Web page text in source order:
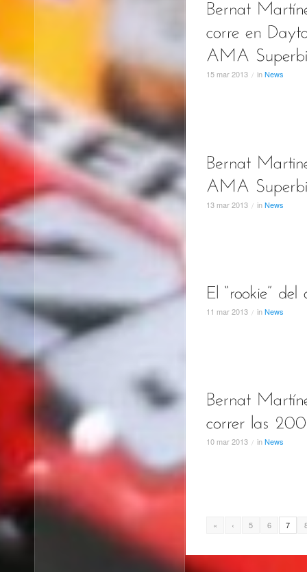
15 mar2013 / inNews
13 mar2013 / inNews
11 mar2013 / inNews
10 mar2013 / inNews
« ‹ 5 6 7